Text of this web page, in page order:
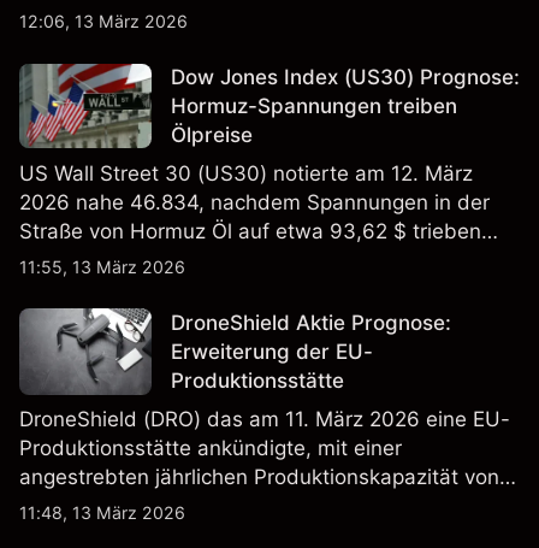
EBITDA von 9,6–10,1 Mrd. € hin. Die
verlässlicher Indikator für zukünftige Ergebnisse.
12:06, 13 März 2026
Dow Jones Index (US30) Prognose:
Hormuz-Spannungen treiben
Ölpreise
US Wall Street 30 (US30) notierte am 12. März
2026 nahe 46.834, nachdem Spannungen in der
Straße von Hormuz Öl auf etwa 93,62 $ trieben
und die US-Arbeitslosigkeit auf 4,4% stieg. Die
verlässlicher Indikator für zukünftige Ergebnisse.
11:55, 13 März 2026
DroneShield Aktie Prognose:
Erweiterung der EU-
Produktionsstätte
DroneShield (DRO) das am 11. März 2026 eine EU-
Produktionsstätte ankündigte, mit einer
angestrebten jährlichen Produktionskapazität von
etwa 2,4 Mrd. AUD bis Ende 2026. Die
11:48, 13 März 2026